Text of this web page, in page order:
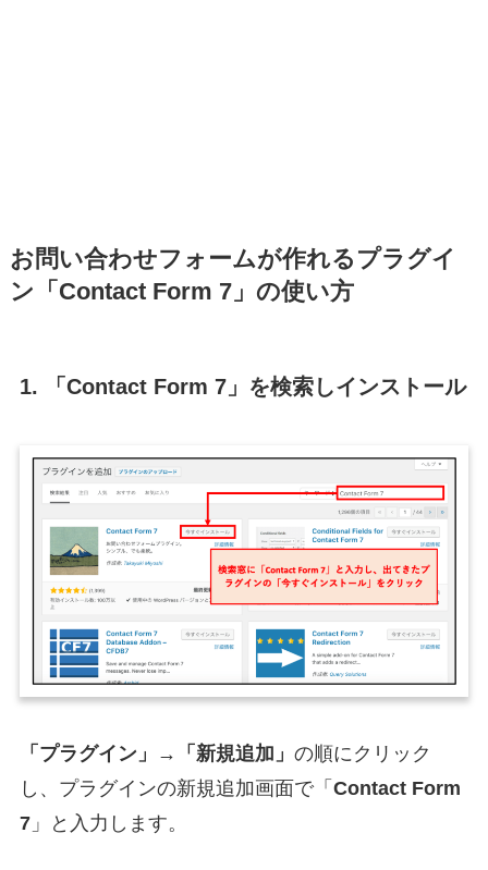
お問い合わせフォームが作れるプラグイ
ン「Contact Form 7」の使い方
1. 「Contact Form 7」を検索しインストール
「プラグイン」→「新規追加」 の順にクリック
し、プラグインの新規追加画面で「 Contact Form
7」と入力します。